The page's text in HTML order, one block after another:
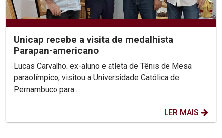
Unicap recebe a visita de medalhista
Parapan-americano
Lucas Carvalho, ex-aluno e atleta de Tênis de Mesa
paraolímpico, visitou a Universidade Católica de
Pernambuco para...
LER MAIS